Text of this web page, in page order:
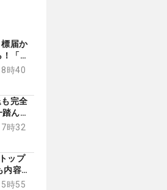
届か
「ル
な」
時40
完全
ん張
時32
ップ
容が
時55